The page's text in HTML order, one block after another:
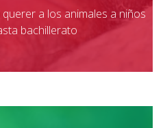
a los animales a niños
bachillerato